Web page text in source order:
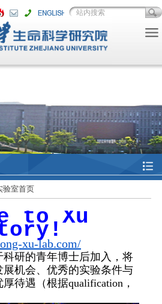
验室首页
to Xu
xu-lab.com/
科研的青年博士后加入，将
机会、优秀的实验条件与
待遇（根据qualification，